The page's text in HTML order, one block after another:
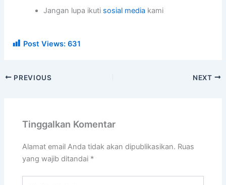
Jangan lupa ikuti sosial media kami
Post Views: 631
PREVIOUS NEXT
Tinggalkan Komentar
Alamat email Anda tidak akan dipublikasikan. Ruas
yang wajib ditandai *